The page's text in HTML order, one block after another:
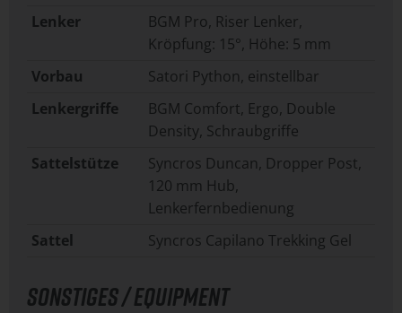
Lenker
BGM Pro, Riser Lenker,
Kröpfung: 15°, Höhe: 5 mm
Vorbau
Satori Python, einstellbar
Lenkergriffe
BGM Comfort, Ergo, Double
Density, Schraubgriffe
Sattelstütze
Syncros Duncan, Dropper Post,
120 mm Hub,
Lenkerfernbedienung
Sattel
Syncros Capilano Trekking Gel
SONSTIGES / EQUIPMENT